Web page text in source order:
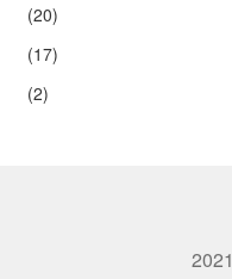
(20)
(17)
(2)